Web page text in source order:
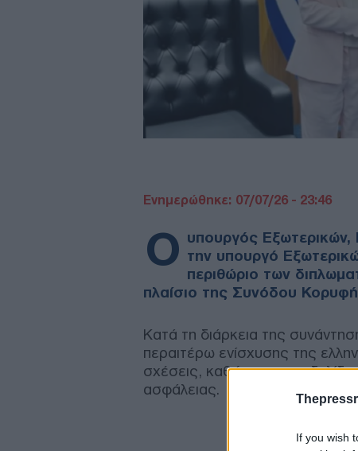
If you wish
Ενημερώθηκε: 07/07/26 - 23:46
Ο υπουργός Εξωτερικών,
την υπουργό
περιθώριο των
πλαίσιο της Συνόδου
Κατά τη διάρκεια της
περαιτέρω ενίσχυσης της
σχέσεις, καθώς και τις
ασφάλειας.